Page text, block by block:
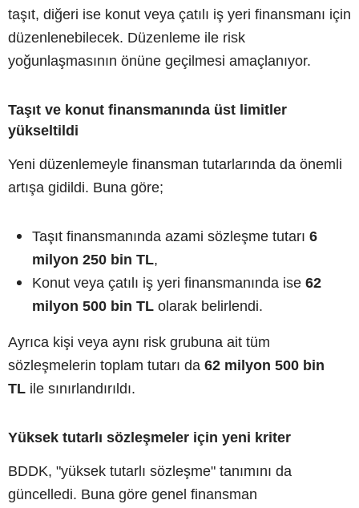
taşıt, diğeri ise konut veya çatılı iş yeri finansmanı için
düzenlenebilecek. Düzenleme ile risk
yoğunlaşmasının önüne geçilmesi amaçlanıyor.
Taşıt ve konut finansmanında üst limitler
yükseltildi
Yeni düzenlemeyle finansman tutarlarında da önemli
artışa gidildi. Buna göre;
Taşıt finansmanında azami sözleşme tutarı 6
milyon 250 bin TL,
Konut veya çatılı iş yeri finansmanında ise 62
milyon 500 bin TL olarak belirlendi.
Ayrıca kişi veya aynı risk grubuna ait tüm
sözleşmelerin toplam tutarı da 62 milyon 500 bin
TL ile sınırlandırıldı.
Yüksek tutarlı sözleşmeler için yeni kriter
BDDK, "yüksek tutarlı sözleşme" tanımını da
güncelledi. Buna göre genel finansman